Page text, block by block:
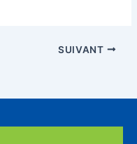
SUIVANT